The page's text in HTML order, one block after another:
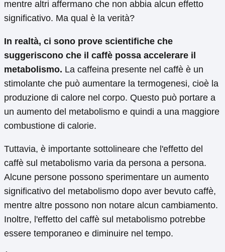
mentre altri affermano che non abbia alcun effetto
significativo. Ma qual è la verità?
In realtà, ci sono prove scientifiche che
suggeriscono che il caffè possa accelerare il
metabolismo. La caffeina presente nel caffè è un
stimolante che può aumentare la termogenesi, cioè la
produzione di calore nel corpo. Questo può portare a
un aumento del metabolismo e quindi a una maggiore
combustione di calorie.
Tuttavia, è importante sottolineare che l'effetto del
caffè sul metabolismo varia da persona a persona.
Alcune persone possono sperimentare un aumento
significativo del metabolismo dopo aver bevuto caffè,
mentre altre possono non notare alcun cambiamento.
Inoltre, l'effetto del caffè sul metabolismo potrebbe
essere temporaneo e diminuire nel tempo.